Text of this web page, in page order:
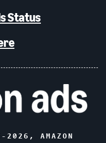
Status
2026 , AMAZON